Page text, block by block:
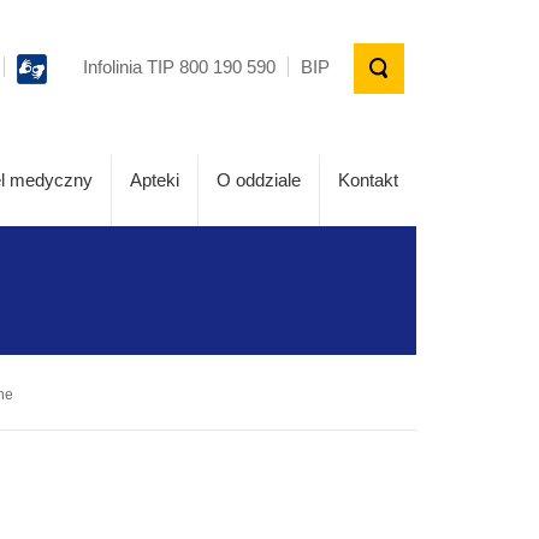
Infolinia TIP 800 190 590 BIP
medyczny Apteki O oddziale Kontakt